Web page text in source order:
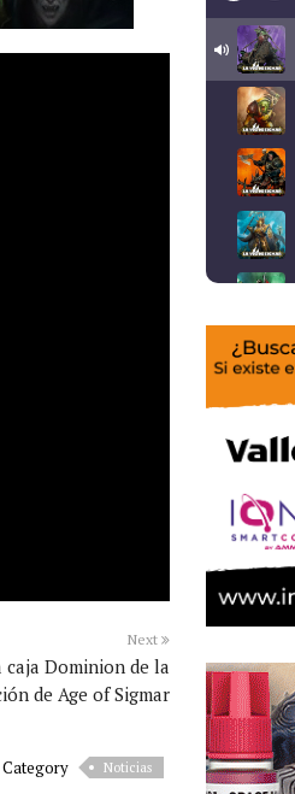
Next
Dominion de la
de Age of Sigmar
Category Noticias